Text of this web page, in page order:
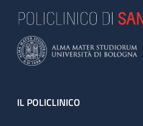
Footer
IL POLICLINICO